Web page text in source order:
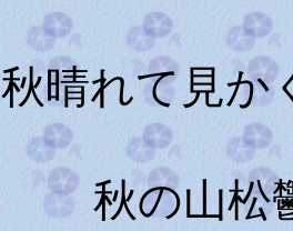
秋晴れて見か
秋の山松